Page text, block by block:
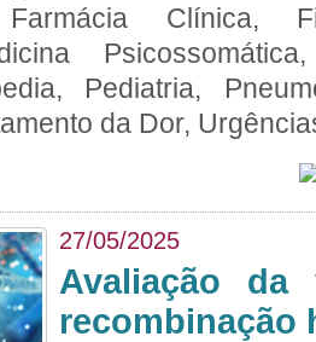
Farmácia Clínica,
Pediatria,
da Dor,
27/05/2025
Avaliação
recombinação